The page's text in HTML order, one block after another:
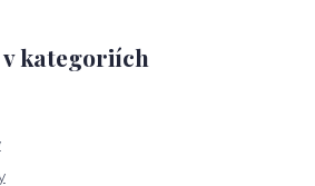
v kategoriích